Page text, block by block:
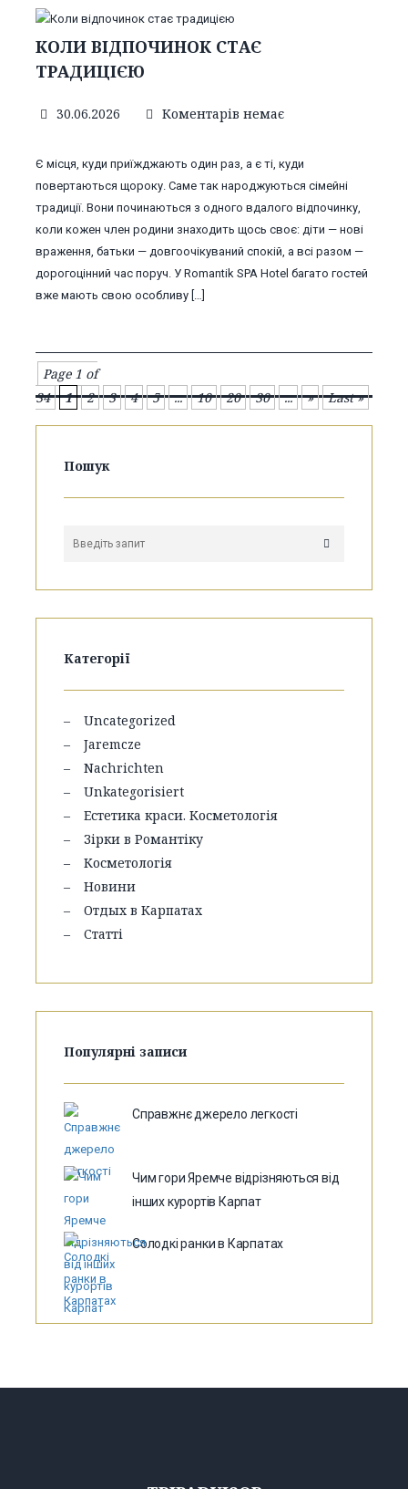
КОЛИ ВІДПОЧИНОК СТАЄ
ТРАДИЦІЄЮ
30.06.2026 Коментарів немає
Є місця, куди приїжджають один раз, а є ті, куди
повертаються щороку. Саме так народжуються сімейні
традиції. Вони починаються з одного вдалого відпочинку,
коли кожен член родини знаходить щось своє: діти — нові
враження, батьки — довгоочікуваний спокій, а всі разом —
дорогоцінний час поруч. У Romantik SPA Hotel багато гостей
вже мають свою особливу […]
Page 1 of
34
1 2 3 4 5 ... 10 20 30 ... » Last »
Пошук
Категорії
Uncategorized
Jaremcze
Nachrichten
Unkategorisiert
Естетика краси. Косметологія
Зірки в Романтіку
Косметологія
Новини
Отдых в Карпатах
Статті
Популярні записи
Справжнє джерело легкості
Чим гори Яремче відрізняються від
інших курортів Карпат
Солодкі ранки в Карпатах